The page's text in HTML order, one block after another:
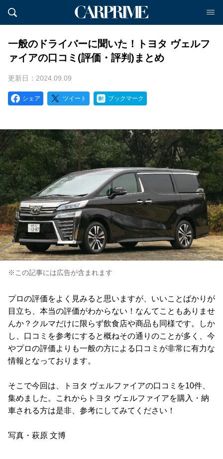
一般のドライバーに聞いた！トヨタ ヴェルフ
ァイアの口コミ(評価・評判)まとめ
更新日：2024.09.09
シェア ツイート ブックマーク
※この記事には広告が含まれます
プロの評価をよく見みると思いますが、いいことばかりが
目立ち、本当の評価がわからない！なんてこともありませ
んか？クルマだけに限らず飲食店や商品も同様です。しか
し、口コミを参考にすると概ねその通りのことが多く、今
やプロの評価よりも一般の方による口コミが非常に有力な
情報となっております。
そこで今回は、トヨタ ヴェルファイアの口コミを10件、
集めました。これからトヨタ ヴェルファイアを購入・納
車される方は是非、参考にしてみてください！
写真・萩原 文博